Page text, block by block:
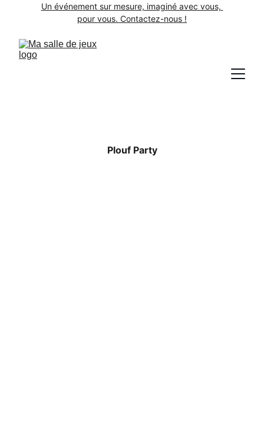
Un événement sur mesure, imaginé avec vous,
pour vous. Contactez-nous !
Plouf Party